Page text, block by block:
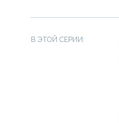
В ЭТОЙ СЕРИИ: